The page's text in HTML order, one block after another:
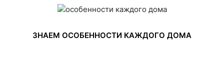
ЗНАЕМ ОСОБЕННОСТИ КАЖДОГО ДОМА